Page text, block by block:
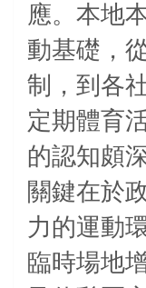
應。本地
動基礎，
制，到各
定期體育
的認知頗
關鍵在於
力的運動
臨時場地